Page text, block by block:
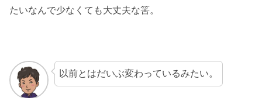
たいなんで少なくても大丈夫な筈。
以前とはだいぶ変わっているみたい。